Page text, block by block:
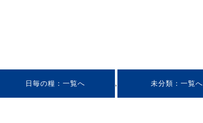
日毎の糧 , 未分類